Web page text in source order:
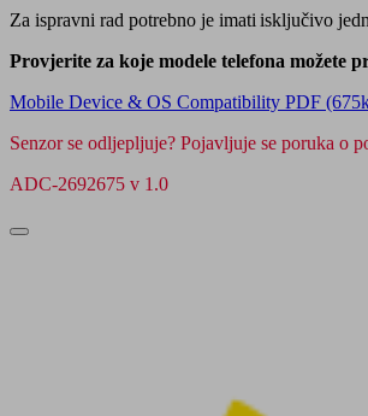
Za ispravni rad potrebno je imati isključivo
Provjerite za koje modele telefona možete
Mobile Device & OS Compatibility PDF
Senzor se odljepljuje? Pojavljuje se poruka o
ADC-2692675 v 1.0